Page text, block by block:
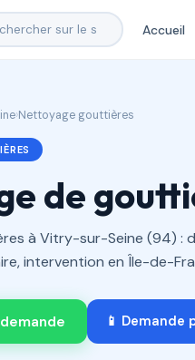
Accueil
›Nettoyage gouttières
de
à Vitry-sur-Seine (94) :
intervention en Île-de-
📱 Demande